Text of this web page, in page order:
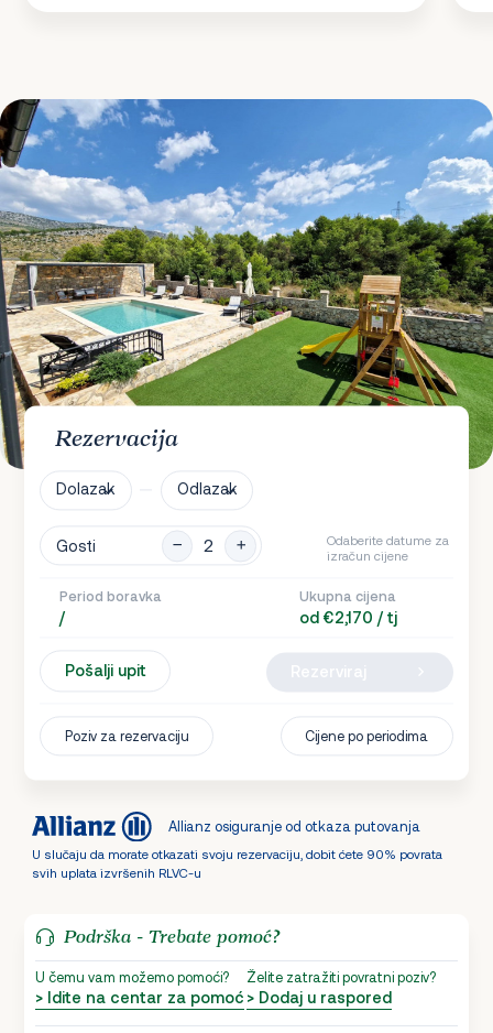
Rezervacija
Dolazak Odlazak
Gosti
Odaberite datume za
izračun cijene
Period boravka
/
Ukupna cijena
od €2,170 / tj
Pošalji upit
Poziv za rezervaciju Cijene po periodima
Allianz osiguranje od otkaza putovanja
U slučaju da morate otkazati svoju rezervaciju, dobit ćete 90% povrata
svih uplata izvršenih RLVC-u
Podrška - Trebate pomoć?
U čemu vam možemo pomoći?
> Idite na centar za pomoć
Želite zatražiti povratni poziv?
> Dodaj u raspored